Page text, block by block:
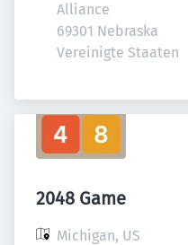
Alliance
69301 Nebraska
Vereinigte Staaten
2048 Game
Michigan, US